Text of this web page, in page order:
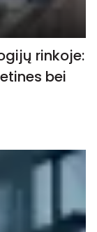
rinkoje:
bei